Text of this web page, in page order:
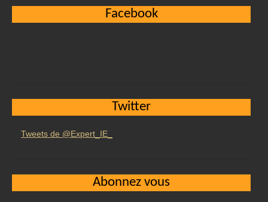
Facebook
Twitter
Tweets de @Expert_IE_
Abonnez vous